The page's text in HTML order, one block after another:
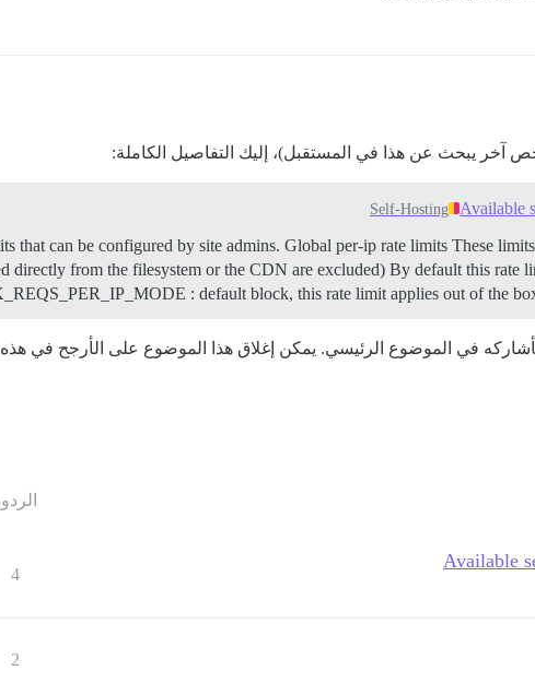
آخر يبحث عن هذا في المستقبل)، إليك التفاصيل الكاملة:
Available
Self-Hosting
that can be configured by site admins. Global per-ip rate limits These
directly from the filesystem or the CDN are excluded) By default this rate
: default block, this rate limit applies out of the
Available
4
2